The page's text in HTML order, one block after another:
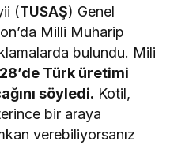
(TUSAŞ) Genel
Milli Muharip
bulundu. Mili
Türk üretimi
söyledi. Kotil,
bir araya
verebiliyorsanız